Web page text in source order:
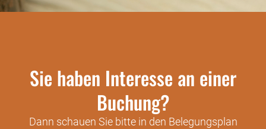
Sie haben Interesse an einer
Buchung?
Dann schauen Sie bitte in den Belegungsplan